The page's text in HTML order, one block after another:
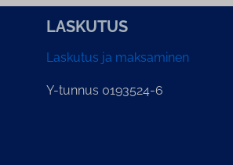
LASKUTUS
Laskutus ja maksaminen
Y-tunnus 0193524-6